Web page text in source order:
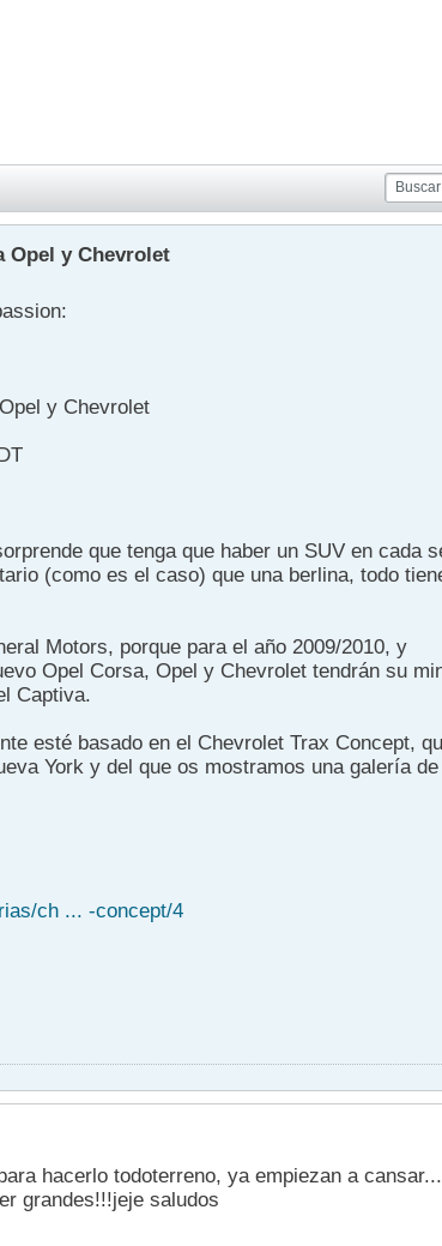
Opel y Chevrolet
y Chevrolet
que tenga que haber un SUV en cada
(como es el caso) que una berlina, todo
Motors, porque para el año 2009/2010, y
Opel Corsa, Opel y Chevrolet tendrán su
Captiva.
esté basado en el Chevrolet Trax Concept,
York y del que os mostramos una galería de
ch ... -concept/4
hacerlo todoterreno, ya empiezan a
grandes!!!jeje saludos